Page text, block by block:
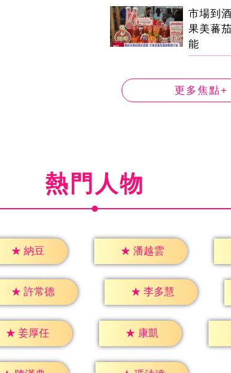
市場到
果美蕃
能
更多焦點+
熱門人物
★ 納豆 ★ 潘越雲
★ 許常德 ★ 李多慧
★ 姜厚任 ★ 康凱